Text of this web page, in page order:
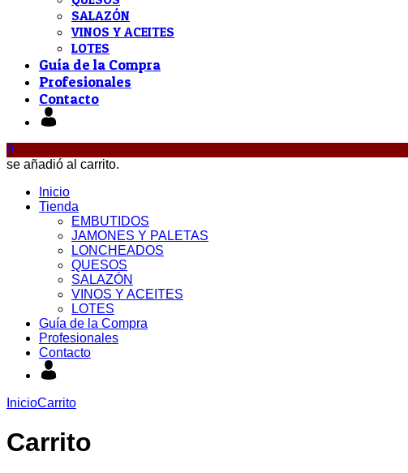
SALAZÓN
VINOS Y ACEITES
LOTES
Guía de la Compra
Profesionales
Contacto
0
se añadió al carrito.
Inicio
Tienda
EMBUTIDOS
JAMONES Y PALETAS
LONCHEADOS
QUESOS
SALAZÓN
VINOS Y ACEITES
LOTES
Guía de la Compra
Profesionales
Contacto
InicioCarrito
Carrito